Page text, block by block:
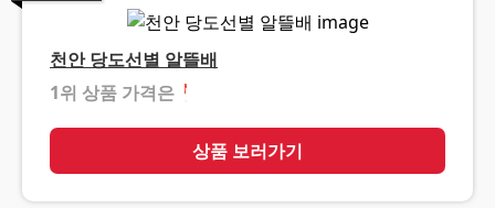
천안 당도선별 알뜰배
1위 상품 가격은 ❓
상품 보러가기